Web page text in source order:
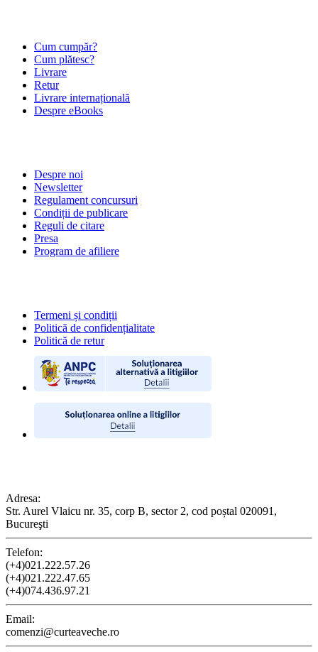
Cum cumpăr?
Cum plătesc?
Livrare
Retur
Livrare internațională
Despre eBooks
Despre noi
Newsletter
Regulament concursuri
Condiții de publicare
Reguli de citare
Presa
Program de afiliere
Termeni și condiții
Politică de confidențialitate
Politică de retur
Adresa:
Str. Aurel Vlaicu nr. 35, corp B, sector 2, cod poștal 020091,
Bucureşti
Telefon:
(+4)021.222.57.26
(+4)021.222.47.65
(+4)074.436.97.21
Email:
comenzi@curteaveche.ro